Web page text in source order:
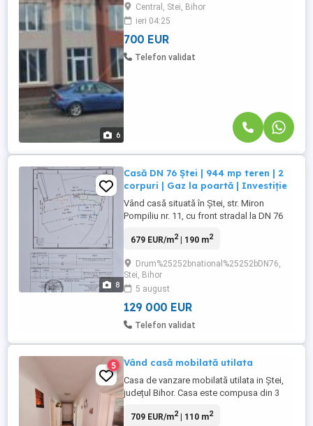
6
Are o poziționare foarte bună, fiind în
zona 0 a orașului, aproape de primărie,
poliție, piață, magazine, ...
Central, Stei, Bihor
ieri 04:25
700 EUR
Telefon validat
8
Casă DN 76 Ștei | 944 mp teren | 2
corpuri | Gaz la poartă | Investiție
Vând casă situată în Ștei, str. Miron
Pompiliu nr. 11, cu front stradal la DN 76
excelentă și acces direct la drum principal.
locuință, cât și pentru activitate
comercială investiție (cabinet, birou,
servicii, spațiu ...
679 EUR/m2| 190 m2
Drum%25252bnational%25252bDN76,
Stei, Bihor
5 august
129 000 EUR
Telefon validat
5 Vând casă mobilată utilata
Casa de vanzare mobilată utilata in Ștei,
județul Bihor. Casa este compusa din 3
bucătărie respectiv 1 baie . La subsol se
709 EUR/m2| 110 m2